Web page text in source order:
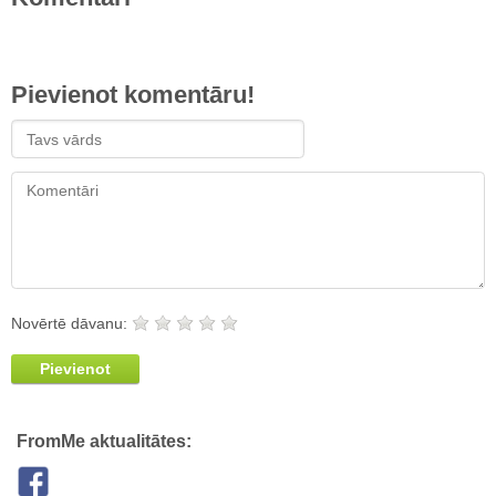
Pievienot komentāru!
Novērtē dāvanu:
Pievienot
FromMe aktualitātes: